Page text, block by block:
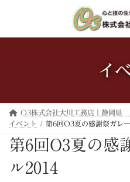
ン
ー
イ
O3株式会社大川工務店｜静岡県
イベント
第6回O3夏の感謝祭ガレ
第6回O3夏の感
ル2014